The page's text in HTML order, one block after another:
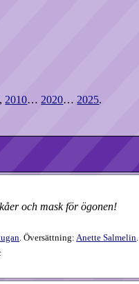
, 2010… 2020… 2025.
och mask för ögonen!
. Översättning:Anette Salmelin.